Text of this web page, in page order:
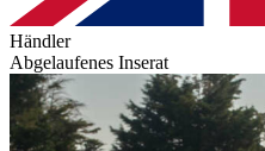
Händler
Abgelaufenes Inserat